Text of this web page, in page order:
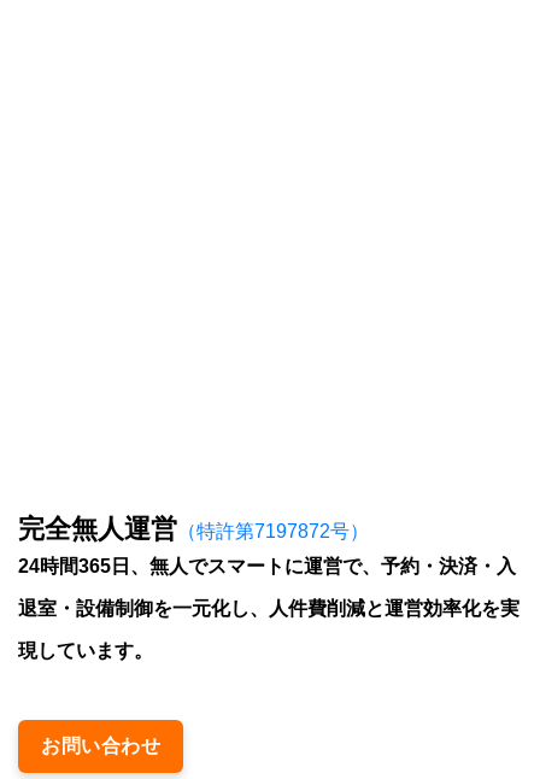
完全無人運営 （特許第7197872号）
24時間365日、無人でスマートに運営で、予約・決済・入
退室・設備制御を一元化し、人件費削減と運営効率化を実
現しています。
お問い合わせ